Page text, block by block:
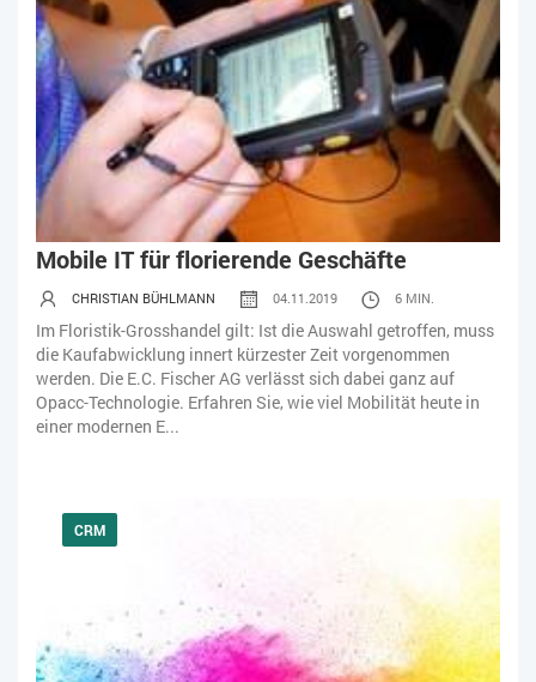
Mobile IT für florierende Geschäfte
CHRISTIAN BÜHLMANN 04.11.2019 6 MIN.
Im Floristik-Grosshandel gilt: Ist die Auswahl getroffen, muss
die Kaufabwicklung innert kürzester Zeit vorgenommen
werden. Die E.C. Fischer AG verlässt sich dabei ganz auf
Opacc-Technologie. Erfahren Sie, wie viel Mobilität heute in
einer modernen E...
CRM